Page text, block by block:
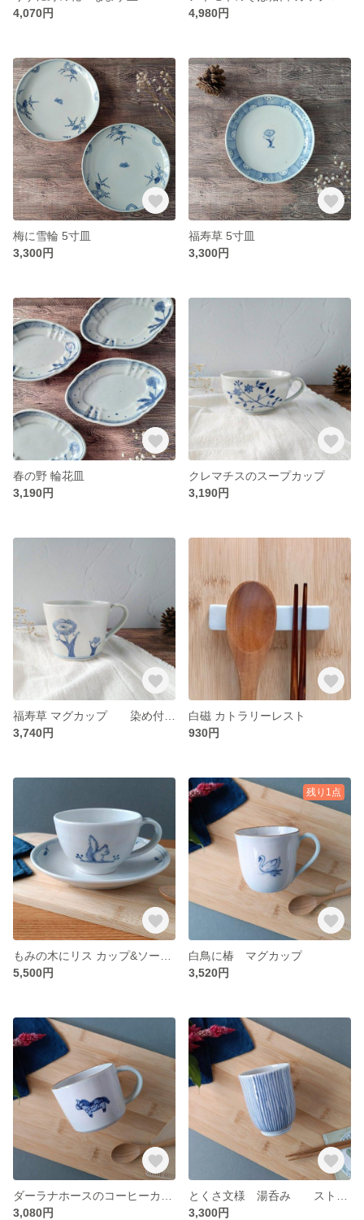
4,070円
4,980円
梅に雪輪 5寸皿
3,300円
福寿草 5寸皿
3,300円
春の野 輪花皿
3,190円
クレマチスのスープカップ
3,190円
3,740円
白磁 カトラリーレスト
930円
5,500円
残り1点
白鳥に椿 マグカップ
3,520円
3,080円
3,300円